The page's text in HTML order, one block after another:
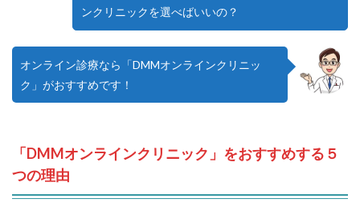
ンクリニックを選べばいいの？
オンライン診療なら「DMMオンラインクリニッ
ク」がおすすめです！
「DMMオンラインクリニック」をおすすめする５
つの理由